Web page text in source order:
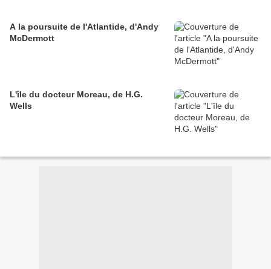
A la poursuite de l'Atlantide, d'Andy
McDermott
L'île du docteur Moreau, de H.G.
Wells